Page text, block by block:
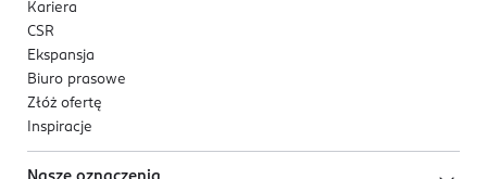
Kariera
CSR
Ekspansja
Biuro prasowe
Złóż ofertę
Inspiracje